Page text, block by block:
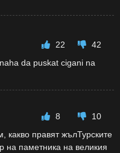
22
42
da puskat cigani na
8
10
какво правят жълТурските
паметника на великия